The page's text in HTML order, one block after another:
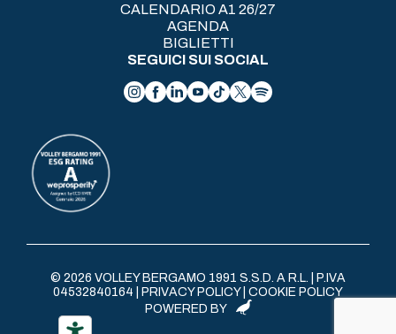
CALENDARIO A1 26/27
AGENDA
BIGLIETTI
SEGUICI SUI SOCIAL
© 2026 VOLLEY BERGAMO 1991 S.S.D. A R.L. | P.IVA
04532840164 | PRIVACY POLICY| COOKIE POLICY
POWERED BY